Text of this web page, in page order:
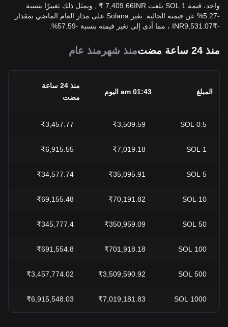
واحد، قيمة 1 SOL بلغت 7,409.66INR ₹ , ويمثل ذلك تغييرًا بنسبة
-5.27% عن قيمته الحالية. تغير Solana على مدار العام الماضي بمقدار
-
₹
9,531.07
INR ، مما أدى إلى تغير قيمته بنسبة -57.59%.
منذ 24 ساعة مضت منذ شهر منذ عام
المبلغ 01:43 am اليوم
منذ 24 ساعة
مضت
0.5
SOL
₹3,509.59
₹3,457.77
1
SOL
₹7,019.18
₹6,915.55
5
SOL
₹35,095.91
₹34,577.74
10
SOL
₹70,191.82
₹69,155.48
50
SOL
₹350,959.09
₹345,777.4
100
SOL
₹701,918.18
₹691,554.8
500
SOL
₹3,509,590.92
₹3,457,774.02
1000
SOL
₹7,019,181.83
₹6,915,548.03